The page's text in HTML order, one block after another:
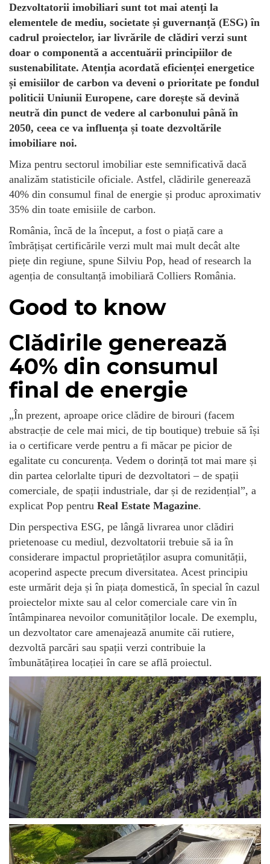
Dezvoltatorii imobiliari sunt tot mai atenți la
elementele de mediu, societate și guvernanță (ESG) în
cadrul proiectelor, iar livrările de clădiri verzi sunt
doar o componentă a accentuării principiilor de
sustenabilitate. Atenția acordată eficienței energetice
și emisiilor de carbon va deveni o prioritate pe fondul
politicii Uniunii Europene, care dorește să devină
neutră din punct de vedere al carbonului până în
2050, ceea ce va influența și toate dezvoltările
imobiliare noi.
Miza pentru sectorul imobiliar este semnificativă dacă
analizăm statisticile oficiale. Astfel, clădirile generează
40% din consumul final de energie și produc aproximativ
35% din toate emisiile de carbon.
România, încă de la început, a fost o piață care a
îmbrățișat certificările verzi mult mai mult decât alte
piețe din regiune, spune Silviu Pop, head of research la
agenția de consultanță imobiliară Colliers România.
Good to know
Clădirile generează
40% din consumul
final de energie
„În prezent, aproape orice clădire de birouri (facem
abstracție de cele mai mici, de tip boutique) trebuie să își
ia o certificare verde pentru a fi măcar pe picior de
egalitate cu concurența. Vedem o dorință tot mai mare și
din partea celorlalte tipuri de dezvoltatori – de spații
comerciale, de spații industriale, dar și de rezidențial”, a
explicat Pop pentru Real Estate Magazine.
Din perspectiva ESG, pe lângă livrarea unor clădiri
prietenoase cu mediul, dezvoltatorii trebuie să ia în
considerare impactul proprietăților asupra comunității,
acoperind aspecte precum diversitatea. Acest principiu
este urmărit deja și în piața domestică, în special în cazul
proiectelor mixte sau al celor comerciale care vin în
întâmpinarea nevoilor comunităților locale. De exemplu,
un dezvoltator care amenajează anumite căi rutiere,
dezvoltă parcări sau spații verzi contribuie la
îmbunătățirea locației în care se află proiectul.